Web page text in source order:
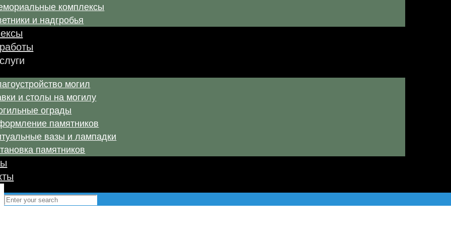
комплексы
и надгробья
могил
и столы на могилу
ограды
памятников
вазы и лампадки
памятников